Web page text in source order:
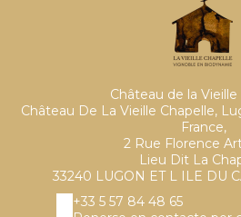
Château de la Vieille
Château De La Vieille Chapelle,
France,
2 Rue Florence
Lieu Dit La
33240 LUGON ET L ILE DU
+33 5 57 84 48 65